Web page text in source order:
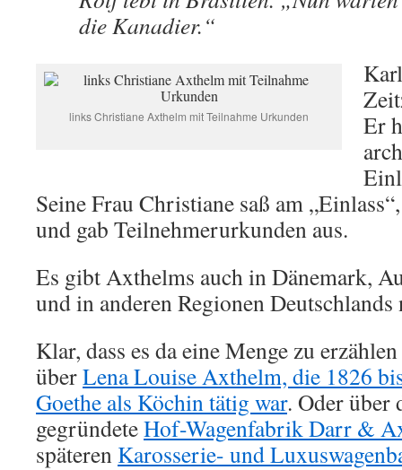
die Kanadier.“
links Christiane Axthelm mit Teilnahme Urkunden
Er
Seine Frau Christiane saß am
und gab Teilnehmerurkunden aus.
Es gibt Axthelms auch in Dänemark,
und in anderen Regionen
Klar, dass es da eine Menge zu
überLena Louise Axthelm, die 1826
Goethe als Köchin tätig war. Oder über
gegründeteHof-Wagenfabrik Darr &
späteren Karosserie- und